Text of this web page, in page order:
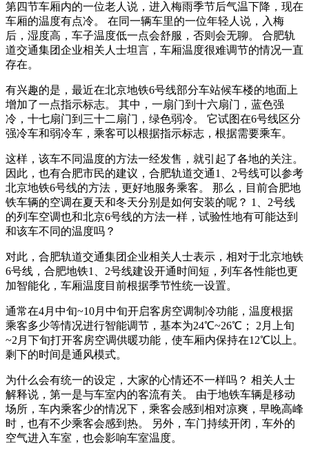
第四节车厢内的一位老人说，进入梅雨季节后气温下降，现在
车厢的温度有点冷。 在同一辆车里的一位年轻人说，入梅
后，湿度高，车子温度低一点会舒服，否则会无聊。 合肥轨
道交通集团企业相关人士坦言，车厢温度很难调节的情况一直
存在。
有兴趣的是，最近在北京地铁6号线部分车站候车楼的地面上
增加了一点指示标志。 其中，一扇门到十六扇门，蓝色强
冷，十七扇门到三十二扇门，绿色弱冷。 它试图在6号线区分
强冷车和弱冷车，乘客可以根据指示标志，根据需要乘车。
这样，该车不同温度的方法一经发售，就引起了各地的关注。
因此，也有合肥市民的建议，合肥轨道交通1、2号线可以参考
北京地铁6号线的方法，更好地服务乘客。 那么，目前合肥地
铁车辆的空调在夏天和冬天分别是如何安装的呢？ 1、2号线
的列车空调也和北京6号线的方法一样，试验性地有可能达到
和该车不同的温度吗？
对此，合肥轨道交通集团企业相关人士表示，相对于北京地铁
6号线，合肥地铁1、2号线建设开通时间短，列车各性能也更
加智能化，车厢温度目前根据季节性统一设置。
通常在4月中旬~10月中旬开启客房空调制冷功能，温度根据
乘客多少等情况进行智能调节，基本为24℃~26℃； 2月上旬
~2月下旬打开客房空调供暖功能，使车厢内保持在12℃以上。
剩下的时间是通风模式。
为什么会有统一的设定，大家的心情还不一样吗？ 相关人士
解释说，第一是与车室内的客流有关。 由于地铁车辆是移动
场所，车内乘客少的情况下，乘客会感到相对凉爽，早晚高峰
时，也有不少乘客会感到热。 另外，车门持续开闭，车外的
空气进入车室，也会影响车室温度。